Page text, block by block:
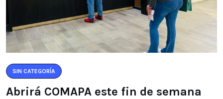
SIN CATEGORÍA
Abrirá COMAPA este fin de semana